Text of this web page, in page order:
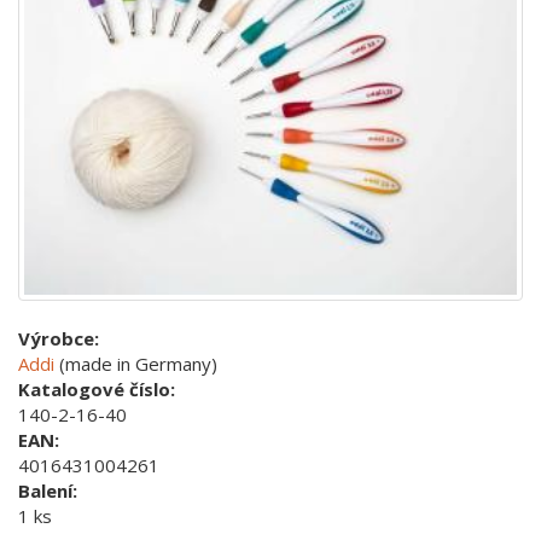
Výrobce:
Addi (made in Germany)
Katalogové číslo:
140-2-16-40
EAN:
4016431004261
Balení:
1 ks